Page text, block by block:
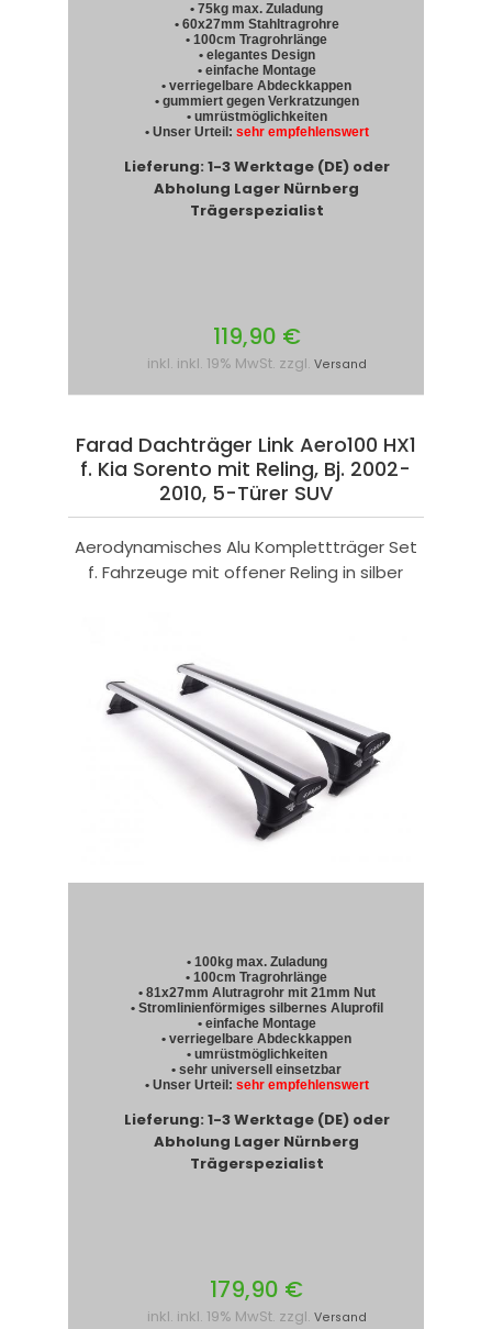
• 75kg max. Zuladung
• 60x27mm Stahltragrohre
• 100cm Tragrohrlänge
• elegantes Design
• einfache Montage
• verriegelbare Abdeckkappen
• gummiert gegen Verkratzungen
• umrüstmöglichkeiten
• Unser Urteil: sehr empfehlenswert
Lieferung: 1-3 Werktage (DE) oder
Abholung Lager Nürnberg
Trägerspezialist
119,90 €
inkl. inkl. 19% MwSt. zzgl. Versand
Farad Dachträger Link Aero100 HX1
f. Kia Sorento mit Reling, Bj. 2002-
2010, 5-Türer SUV
Aerodynamisches Alu Komplettträger Set
f. Fahrzeuge mit offener Reling in silber
• 100kg max. Zuladung
• 100cm Tragrohrlänge
• 81x27mm Alutragrohr mit 21mm Nut
• Stromlinienförmiges silbernes Aluprofil
• einfache Montage
• verriegelbare Abdeckkappen
• umrüstmöglichkeiten
• sehr universell einsetzbar
• Unser Urteil: sehr empfehlenswert
Lieferung: 1-3 Werktage (DE) oder
Abholung Lager Nürnberg
Trägerspezialist
179,90 €
inkl. inkl. 19% MwSt. zzgl. Versand